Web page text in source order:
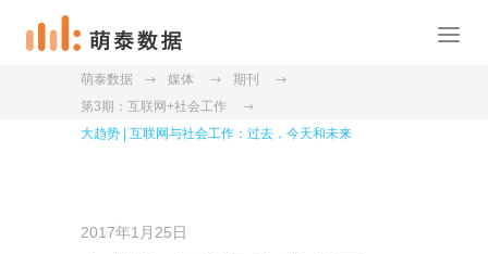
萌泰数据 媒体
期刊
第3期：互联网+社会工作
大趋势 | 互联网与社会工作：过去，今天和未来
2017年1月25日